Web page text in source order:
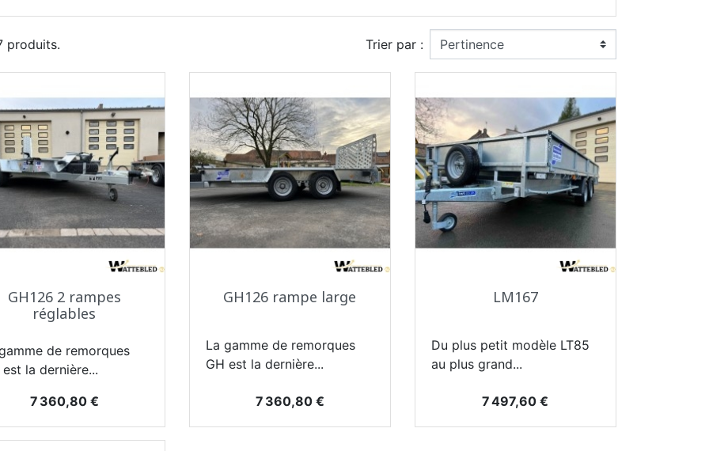
produits. Trier par :
Aperçu rapide
GH126 2 rampes
réglables
de remorques
est la dernière...
Prix
7 360,80 €
Aperçu rapide
GH126 rampe large
La gamme de remorques
GH est la dernière...
Prix
7 360,80 €
Aperçu rapide
LM167
Du plus petit modèle LT85
au plus grand...
Prix
7 497,60 €